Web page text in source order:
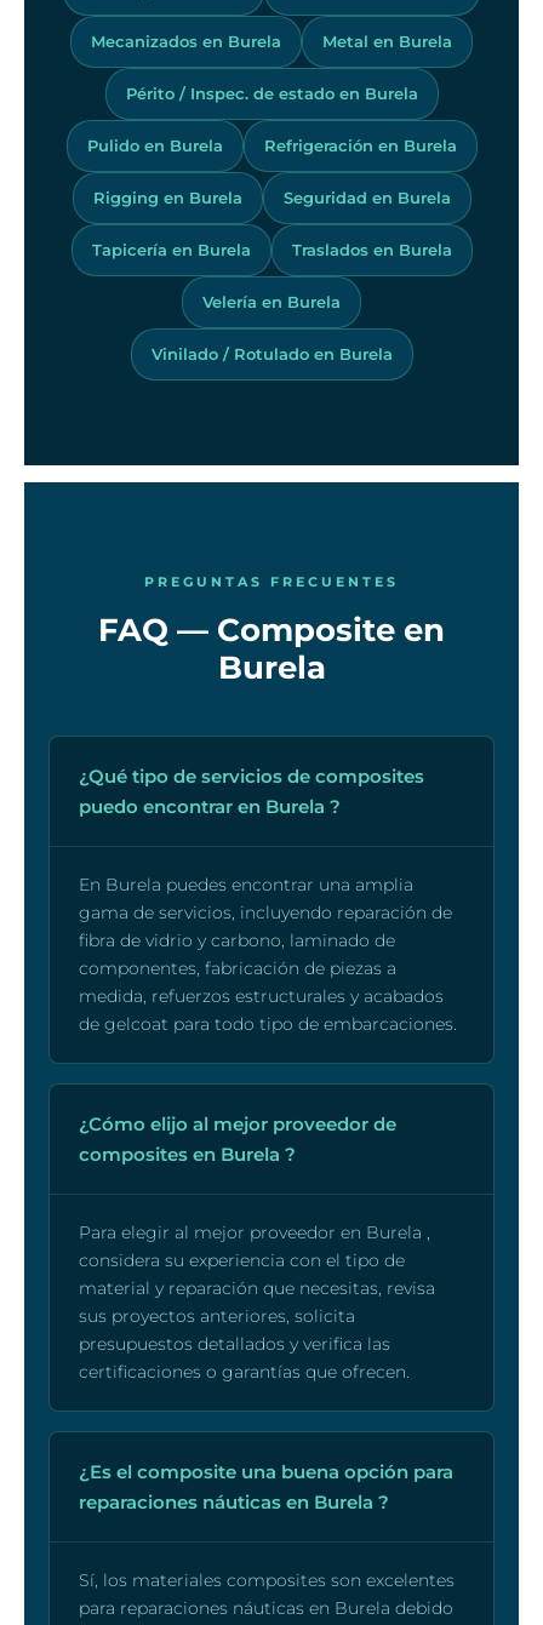
Mecanizados en Burela Metal en Burela
Périto / Inspec. de estado en Burela
Pulido en Burela Refrigeración en Burela
Rigging en Burela Seguridad en Burela
Tapicería en Burela Traslados en Burela
Velería en Burela
Vinilado / Rotulado en Burela
PREGUNTAS FRECUENTES
FAQ — Composite en
Burela
¿Qué tipo de servicios de composites
puedo encontrar en Burela ?
En Burela puedes encontrar una amplia
gama de servicios, incluyendo reparación de
fibra de vidrio y carbono, laminado de
componentes, fabricación de piezas a
medida, refuerzos estructurales y acabados
de gelcoat para todo tipo de embarcaciones.
¿Cómo elijo al mejor proveedor de
composites en Burela ?
Para elegir al mejor proveedor en Burela ,
considera su experiencia con el tipo de
material y reparación que necesitas, revisa
sus proyectos anteriores, solicita
presupuestos detallados y verifica las
certificaciones o garantías que ofrecen.
¿Es el composite una buena opción para
reparaciones náuticas en Burela ?
Sí, los materiales composites son excelentes
para reparaciones náuticas en Burela debido